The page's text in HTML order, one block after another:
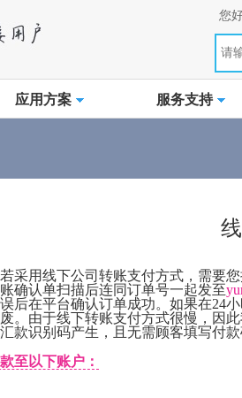
您
应用方案 服务支持
采用线下公司转账支付方式，需要
确认单扫描后连同订单号一起发至
后在平台确认订单成功。如果在24
。由于线下转账支付方式很慢，因
款识别码产生，且无需顾客填写付款
至以下账户：